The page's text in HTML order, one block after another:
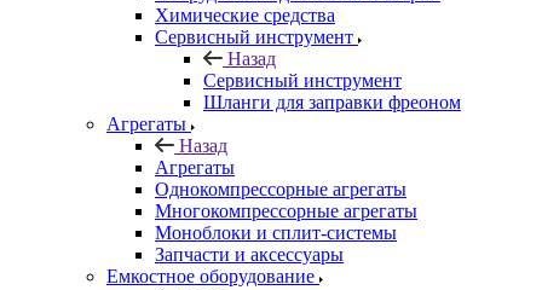
Химические средства
Сервисный инструмент
Назад
Сервисный инструмент
Шланги для заправки фреоном
Агрегаты
Назад
Агрегаты
Однокомпрессорные агрегаты
Многокомпрессорные агрегаты
Моноблоки и сплит-системы
Запчасти и аксессуары
Емкостное оборудование